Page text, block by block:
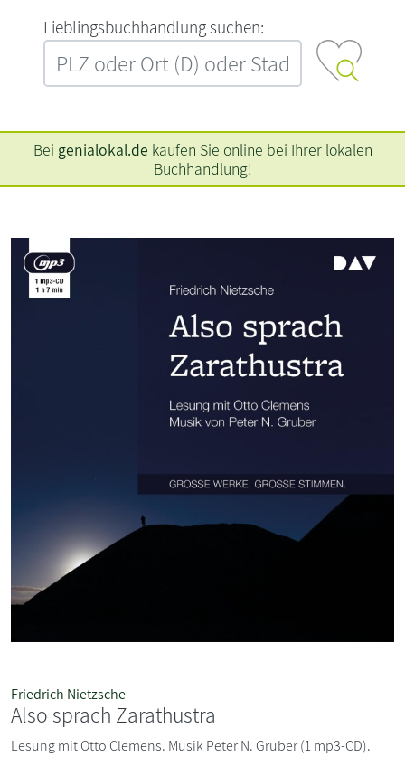
L‍i‍e‍b‍l‍i‍n‍g‍s‍b‍u‍c‍h‍h‍a‍n‍d‍l‍u‍n‍g‍ ‍s‍u‍c‍h‍e‍n‍:‍
Bei genialokal.de kaufen Sie online bei Ihrer lokalen
Buchhandlung!
Friedrich Nietzsche
Also sprach Zarathustra
Lesung mit Otto Clemens. Musik Peter N. Gruber (1 mp3-CD).